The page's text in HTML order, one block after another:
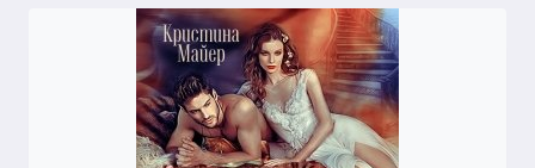
МАГИИ.
ЗИМНЯЯ
ПРАКТИКА
2